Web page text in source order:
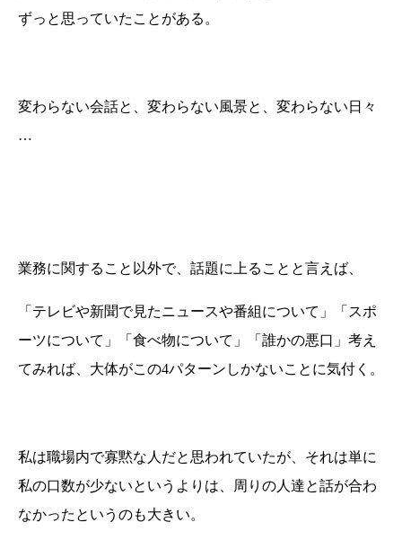
ずっと思っていたことがある。
変わらない会話と、変わらない風景と、変わらない日々
…
業務に関すること以外で、話題に上ることと言えば、
「テレビや新聞で見たニュースや番組について」「スポ
ーツについて」「食べ物について」「誰かの悪口」考え
てみれば、大体がこの4パターンしかないことに気付く。
私は職場内で寡黙な人だと思われていたが、それは単に
私の口数が少ないというよりは、周りの人達と話が合わ
なかったというのも大きい。